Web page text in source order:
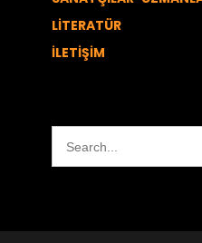
LİTERATÜR
İLETİŞİM
for: